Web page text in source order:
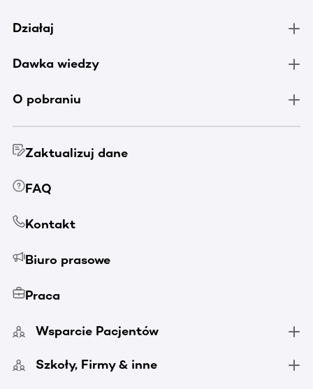
Działaj
Dawka wiedzy
O pobraniu
Zaktualizuj dane
FAQ
Kontakt
Biuro prasowe
Praca
Wsparcie Pacjentów
Szkoły, Firmy & inne